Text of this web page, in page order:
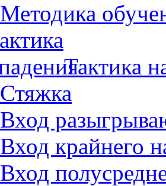
Методика
Тактика
Стяжка
Вход
Вход крайнего
Вход